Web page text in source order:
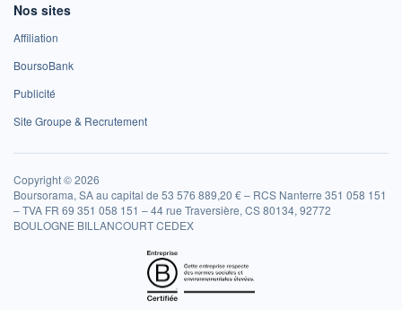
Nos sites
Affiliation
BoursoBank
Publicité
Site Groupe & Recrutement
Copyright © 2026
Boursorama, SA au capital de 53 576 889,20 € – RCS Nanterre 351 058 151
– TVA FR 69 351 058 151 – 44 rue Traversière, CS 80134, 92772
BOULOGNE BILLANCOURT CEDEX